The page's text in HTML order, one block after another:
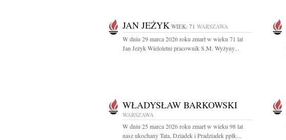
JAN JEŻYK WIEK: 71 WARSZAWA
W dniu 29 marca 2026 roku zmarł w wieku 71 lat
Jan Jeżyk Wieloletni pracownik S.M. Wyżyny...
WŁADYSŁAW BARKOWSKI
WARSZAWA
W dniu 25 marca 2026 roku zmarł w wieku 98 lat
nasz ukochany Tata, Dziadek i Pradziadek ppłk...